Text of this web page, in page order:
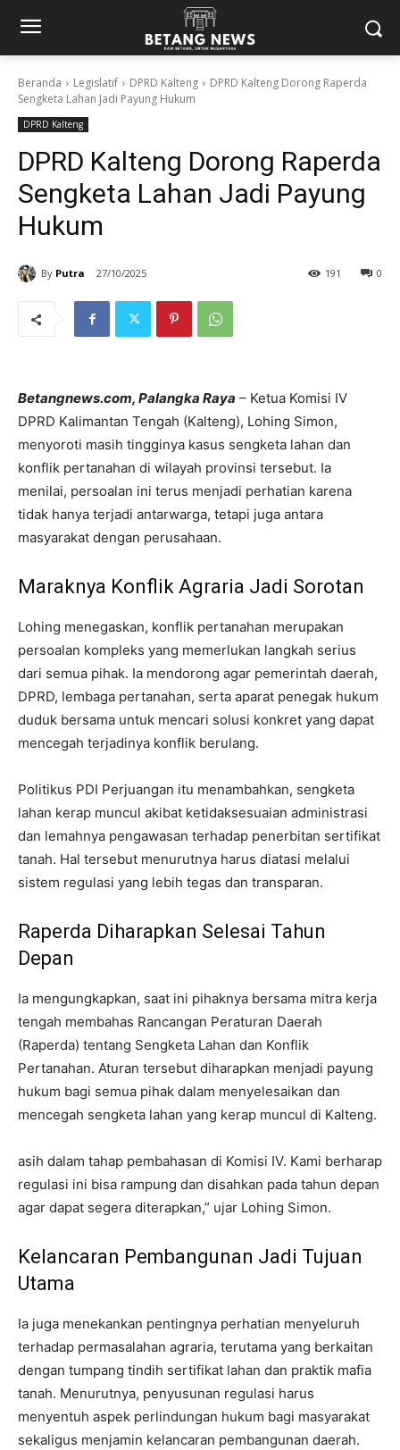
Beranda Legislatif DPRD Kalteng
DPRD Kalteng Dorong Raperda
Sengketa Lahan Jadi Payung Hukum
DPRD Kalteng
DPRD Kalteng Dorong Raperda
Sengketa Lahan Jadi Payung
Hukum
By Putra 27/10/2025 0
191
Betangnews.com, Palangka Raya – Ketua Komisi IV
DPRD Kalimantan Tengah (Kalteng), Lohing Simon,
menyoroti masih tingginya kasus sengketa lahan dan
konflik pertanahan di wilayah provinsi tersebut. Ia
menilai, persoalan ini terus menjadi perhatian karena
tidak hanya terjadi antarwarga, tetapi juga antara
masyarakat dengan perusahaan.
Maraknya Konflik Agraria Jadi Sorotan
Lohing menegaskan, konflik pertanahan merupakan
persoalan kompleks yang memerlukan langkah serius
dari semua pihak. Ia mendorong agar pemerintah daerah,
DPRD, lembaga pertanahan, serta aparat penegak hukum
duduk bersama untuk mencari solusi konkret yang dapat
mencegah terjadinya konflik berulang.
Politikus PDI Perjuangan itu menambahkan, sengketa
lahan kerap muncul akibat ketidaksesuaian administrasi
dan lemahnya pengawasan terhadap penerbitan sertifikat
tanah. Hal tersebut menurutnya harus diatasi melalui
sistem regulasi yang lebih tegas dan transparan.
Raperda Diharapkan Selesai Tahun
Depan
Ia mengungkapkan, saat ini pihaknya bersama mitra kerja
tengah membahas Rancangan Peraturan Daerah
(Raperda) tentang Sengketa Lahan dan Konflik
Pertanahan. Aturan tersebut diharapkan menjadi payung
hukum bagi semua pihak dalam menyelesaikan dan
mencegah sengketa lahan yang kerap muncul di Kalteng.
asih dalam tahap pembahasan di Komisi IV. Kami berharap
regulasi ini bisa rampung dan disahkan pada tahun depan
agar dapat segera diterapkan,” ujar Lohing Simon.
Kelancaran Pembangunan Jadi Tujuan
Utama
Ia juga menekankan pentingnya perhatian menyeluruh
terhadap permasalahan agraria, terutama yang berkaitan
dengan tumpang tindih sertifikat lahan dan praktik mafia
tanah. Menurutnya, penyusunan regulasi harus
menyentuh aspek perlindungan hukum bagi masyarakat
sekaligus menjamin kelancaran pembangunan daerah.